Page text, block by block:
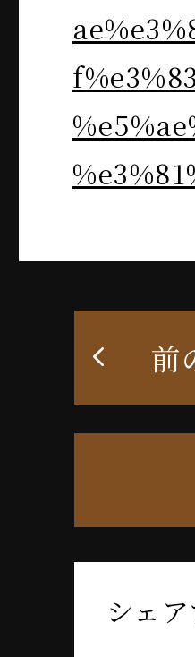
前
シェア